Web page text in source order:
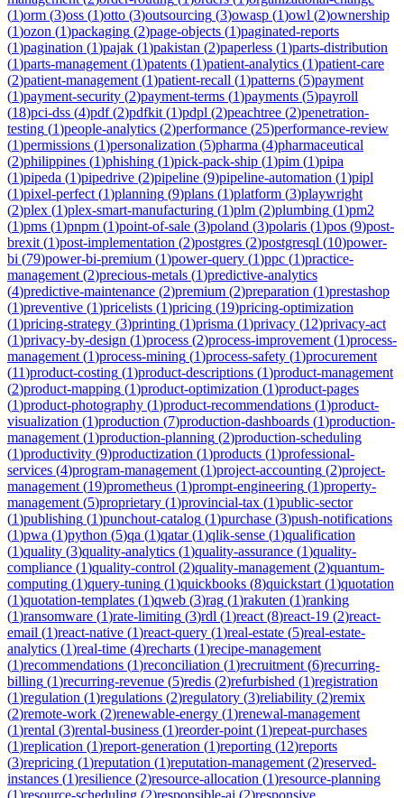
(1)orm (3)oss (1)otto (3)outsourcing (3)owasp (1)owl (2)ownership
(1)ozon (1)packaging (2)page-objects (1)paginated-reports
(1)pagination (1)pajak (1)pakistan (2)paperless (1)parts-distribution
(1)parts-management (1)patents (1)patient-analytics (1)patient-care
(2)patient-management (1)patient-recall (1)patterns (5)payment
(1)payment-security (2)payment-terms (1)payments (5)payroll
(18)pci-dss (4)pdf(2)pdfkit (1)pdpl (2)peachtree (2)penetration-
testing (1)people-analytics (2)performance (25)performance-review
(1)permissions (1)personalization (5)pharma (4)pharmaceutical
(2)philippines (1)phishing (1)pick-pack-ship (1)pim (1)pipa
(1)pipeda (1)pipedrive (2)pipeline (9)pipeline-automation (1)pipl
(1)pixel-perfect (1)planning (9)plans (1)platform (3)playwright
(2)plex (1)plex-smart-manufacturing (1)plm (2)plumbing (1)pm2
(1)pms (1)pnpm (1)point-of-sale (3)poland (3)polaris (1)pos (9)post-
brexit (1)post-implementation (2)postgres (2)postgresql (10)power-
bi (79)power-bi-premium (1)power-query (1)ppc (1)practice-
management (2)precious-metals (1)predictive-analytics
(4)predictive-maintenance (2)premium (2)preparation (1)prestashop
(1)preventive (1)pricelists (1)pricing (19)pricing-optimization
(1)pricing-strategy (3)printing (1)prisma (1)privacy (12)privacy-act
(1)privacy-by-design (1)process (2)process-improvement (1)process-
management (1)process-mining (1)process-safety (1)procurement
(11)product-costing (1)product-descriptions (1)product-management
(2)product-mapping (1)product-optimization (1)product-pages
(1)product-photography (1)product-recommendations (1)product-
visualization (1)production (7)production-dashboards (1)production-
management (1)production-planning (2)production-scheduling
(1)productivity (9)productization (1)products (1)professional-
services (4)program-management (1)project-accounting (2)project-
management (19)prometheus (1)prompt-engineering (1)property-
management (5)proprietary (1)provincial-tax (1)public-sector
(1)publishing (1)punchout-catalog (1)purchase (3)push-notifications
(1)pwa (1)python (5)qa (1)qatar(1)qlik-sense (1)qualification
(1)quality (3)quality-analytics (1)quality-assurance (1)quality-
compliance (1)quality-control (2)quality-management (2)quantum-
computing (1)query-tuning (1)quickbooks (8)quickstart (1)quotation
(1)quotation-templates (1)qweb (3)rag (1)rakuten (1)ranking
(1)ransomware (1)rate-limiting (3)rdl (1)react (8)react-19 (2)react-
email (1)react-native (1)react-query (1)real-estate (5)real-estate-
analytics (1)real-time (4)recharts (1)recipe-management
(1)recommendations (1)reconciliation (1)recruitment (6)recurring-
billing (1)recurring-revenue (5)redis (2)refurbished (1)registration
(1)regulation (1)regulations (2)regulatory (3)reliability (2)remix
(2)remote-work (2)renewable-energy (1)renewal-management
(1)rental (3)rental-business (1)reorder-point (1)repeat-purchases
(1)replication (1)report-generation (1)reporting (12)reports
(3)repricing (1)reputation (1)reputation-management (2)reserved-
instances (1)resilience (2)resource-allocation (1)resource-planning
(1)resource-scheduling (2)responsible-ai (2)responsive